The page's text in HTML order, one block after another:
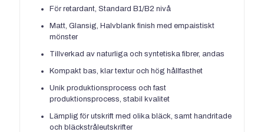
För retardant, Standard B1/B2 nivå
Matt, Glansig, Halvblank finish med empaistiskt
mönster
Tillverkad av naturliga och syntetiska fibrer, andas
Kompakt bas, klar textur och hög hållfasthet
Unik produktionsprocess och fast
produktionsprocess, stabil kvalitet
Lämplig för utskrift med olika bläck, samt handritade
och bläckstråleutskrifter